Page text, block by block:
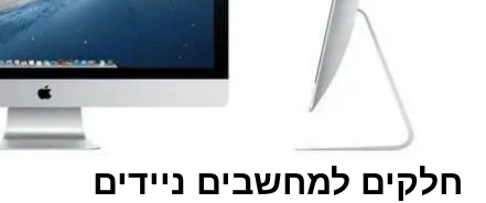
חלקים למחשבים ניידים